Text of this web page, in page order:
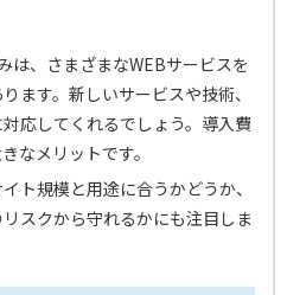
は、さまざまなWEBサービスを
ます。新しいサービスや技術、
応してくれるでしょう。導入費
なメリットです。
ト規模と用途に合うかどうか、
スクから守れるかにも注目しま